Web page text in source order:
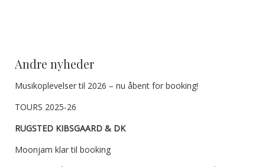
Andre nyheder
Musikoplevelser til 2026 – nu åbent for booking!
TOURS 2025-26
RUGSTED KIBSGAARD & DK
Moonjam klar til booking